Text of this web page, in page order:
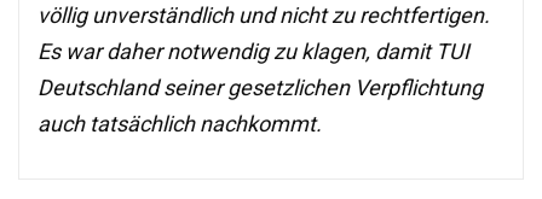
völlig unverständlich und nicht zu rechtfertigen.
Es war daher notwendig zu klagen, damit TUI
Deutschland seiner gesetzlichen Verpflichtung
auch tatsächlich nachkommt.